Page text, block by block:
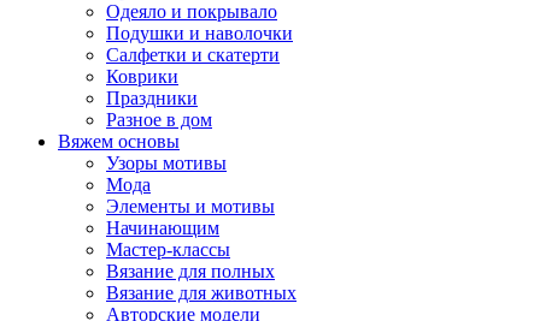
Одеяло и покрывало
Подушки и наволочки
Салфетки и скатерти
Коврики
Праздники
Разное в дом
Вяжем основы
Узоры мотивы
Мода
Элементы и мотивы
Начинающим
Мастер-классы
Вязание для полных
Вязание для животных
Авторские модели